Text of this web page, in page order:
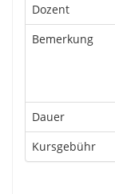
Dozent
Bemerkung
Dauer
Kursgebühr